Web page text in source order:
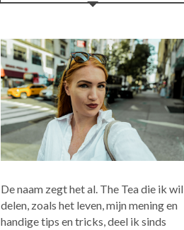
De naam zegt het al. The Tea die ik wil
delen, zoals het leven, mijn mening en
handige tips en tricks, deel ik sinds